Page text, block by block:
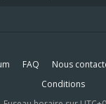
FAQ Nous
Conditions